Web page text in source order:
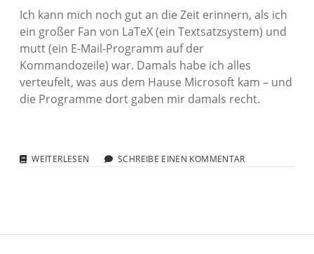
Ich kann mich noch gut an die Zeit erinnern, als ich
ein großer Fan von LaTeX (ein Textsatzsystem) und
mutt (ein E-Mail-Programm auf der
Kommandozeile) war. Damals habe ich alles
verteufelt, was aus dem Hause Microsoft kam – und
die Programme dort gaben mir damals recht.
WEITERLESEN WORD SCHREIBE EINEN KOMMENTAR